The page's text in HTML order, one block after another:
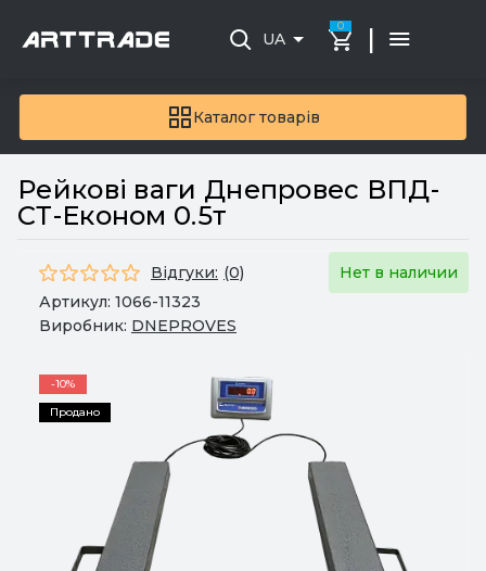
Каталог товарів
UA
0 |
Рейкові ваги Днепровес ВПД-
СТ-Економ 0.5т
Відгуки: (0)
Нет в наличии
Артикул: 1066-11323
Виробник: DNEPROVES
-10%
Продано